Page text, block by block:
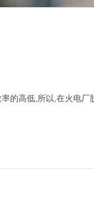
的高低,所以,在火电